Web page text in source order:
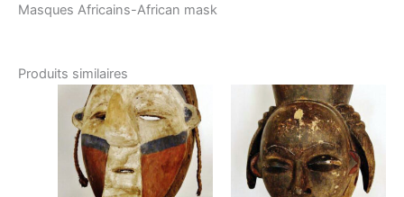
Masques Africains-African mask
Produits similaires